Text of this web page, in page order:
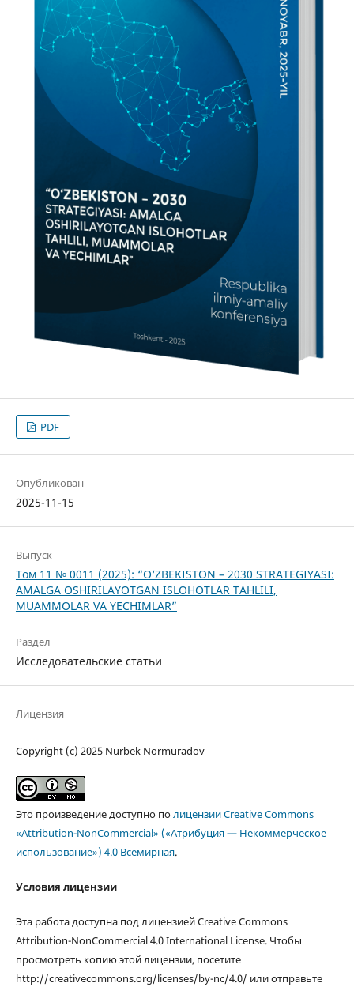
PDF
Опубликован
2025-11-15
Выпуск
Том 11 № 0011 (2025): “O‘ZBEKISTON – 2030 STRATEGIYASI:
AMALGA OSHIRILAYOTGAN ISLOHOTLAR TAHLILI,
MUAMMOLAR VA YECHIMLAR”
Раздел
Исследовательские статьи
Лицензия
Copyright (c) 2025 Nurbek Normuradov
Это произведение доступно полицензии Creative Commons
«Attribution-NonCommercial» («Атрибуция — Некоммерческое
использование») 4.0 Всемирная.
Условия лицензии
Эта работа доступна под лицензией Creative Commons
Attribution-NonCommercial 4.0 International License. Чтобы
просмотреть копию этой лицензии, посетите
http://creativecommons.org/licenses/by-nc/4.0/ или отправьте